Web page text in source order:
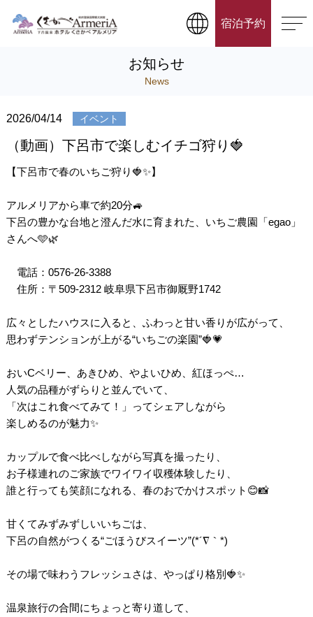
宿泊予約
お知らせ
News
2026/04/14 イベント
（動画）下呂市で楽しむイチゴ狩り🍓
【下呂市で春のいちご狩り🍓✨】
アルメリアから車で約20分🚙
下呂の豊かな台地と澄んだ水に育まれた、いちご農園「egao」
さんへ🩵🌿
電話：0576-26-3388
住所：〒509-2312 岐阜県下呂市御厩野1742
広々としたハウスに入ると、ふわっと甘い香りが広がって、
思わずテンションが上がる“いちごの楽園”🍓💗
おいCベリー、あきひめ、やよいひめ、紅ほっぺ…
人気の品種がずらりと並んでいて、
「次はこれ食べてみて！」ってシェアしながら
楽しめるのが魅力✨
カップルで食べ比べしながら写真を撮ったり、
お子様連れのご家族でワイワイ収穫体験したり、
誰と行っても笑顔になれる、春のおでかけスポット😊📸
甘くてみずみずしいいちごは、
下呂の自然がつくる“ごほうびスイーツ”(*´∇｀*)
その場で味わうフレッシュさは、やっぱり格別🍓✨
温泉旅行の合間にちょっと寄り道して、